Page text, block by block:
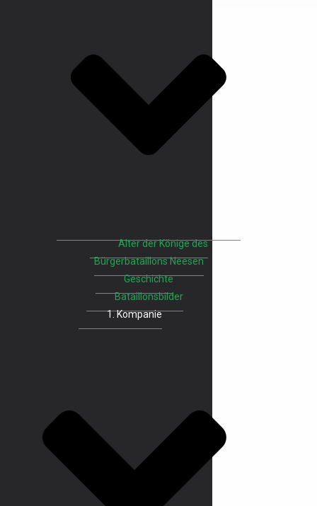
Alter der Könige des
Bürgerbataillons Neesen
Geschichte
Bataillonsbilder
1. Kompanie